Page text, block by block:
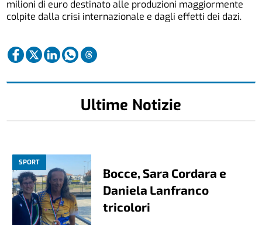
milioni di euro destinato alle produzioni maggiormente
colpite dalla crisi internazionale e dagli effetti dei dazi.
Ultime Notizie
SPORT
Bocce, Sara Cordara e
Daniela Lanfranco
tricolori